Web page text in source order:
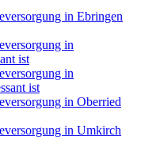
in Ebringen
in
ist
in
ist
in Oberried
in Umkirch